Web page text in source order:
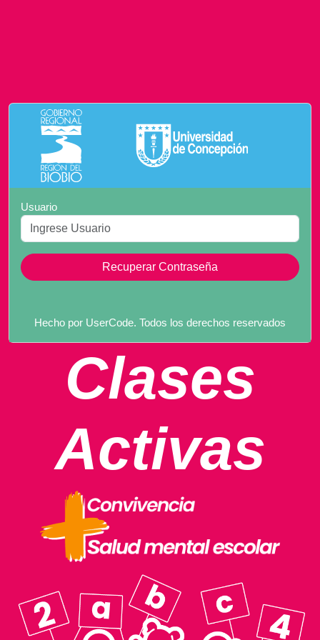
Usuario
Recuperar Contraseña
Hecho por UserCode. Todos los derechos reservados
Clases
Activas